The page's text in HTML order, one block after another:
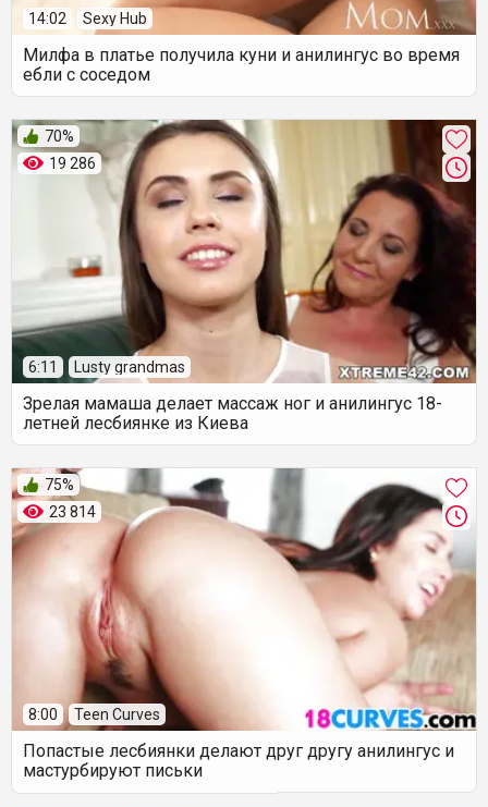
14:02 Sexy Hub
Милфа в платье получила куни и анилингус во время
ебли с соседом
19 286
70%
6:11 Lusty grandmas
Зрелая мамаша делает массаж ног и анилингус 18-
летней лесбиянке из Киева
23 814
75%
8:00 Teen Curves
Попастые лесбиянки делают друг другу анилингус и
мастурбируют письки